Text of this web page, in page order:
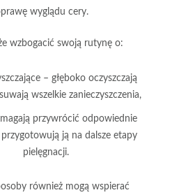
wyglądu cery.
wzbogacić swoją rutynę o:
– głęboko oczyszczają
wszelkie zanieczyszczenia,
przywrócić odpowiednie
ją na dalsze etapy
pielęgnacji.
również mogą wspierać